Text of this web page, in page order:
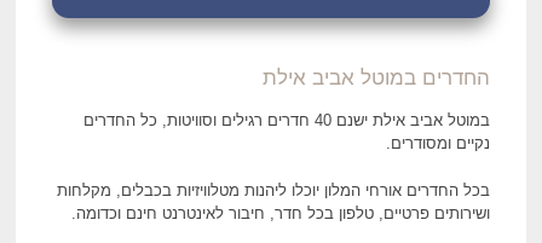
החדרים במוטל אביב אילת
במוטל אביב אילת ישנם 40 חדרים רגילים וסוויטות, כל החדרים
נקיים ומסודרים.
בכל החדרים אורחי המלון יוכלו ליהנות מטלוויזיות בכבלים, מקלחות
ושירותים פרטיים, טלפון בכל חדר, חיבור לאינטרנט חינם וכדומה.